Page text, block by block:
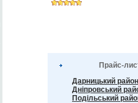
Прайс-
Дарницький район
Дніпровський
Подільський